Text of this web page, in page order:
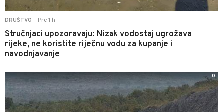
DRUŠTVO Pre 1 h
Stručnjaci upozoravaju: Nizak vodostaj ugrožava
rijeke, ne koristite riječnu vodu za kupanje i
navodnjavanje
0